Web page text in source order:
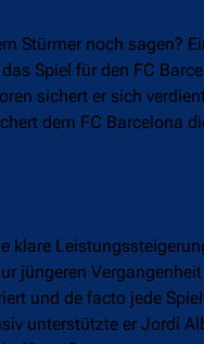
Stürmer noch sagen?
Spiel für den FC
sichert er sich
dem FC Barcelona
klare
jüngeren
und de facto jede
unterstützte er Jordi